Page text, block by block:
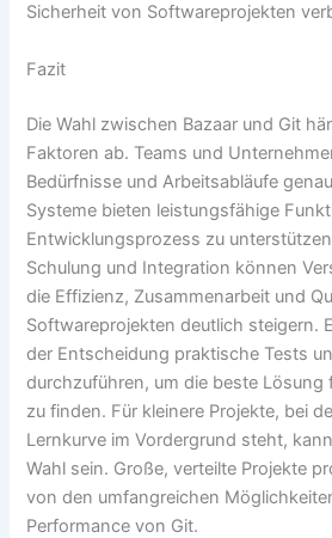
Sicherheit von Softwareprojekten
Fazit
Die Wahl zwischen Bazaar und Git
Faktoren ab. Teams und
Bedürfnisse und Arbeitsabläufe
Systeme bieten leistungsfähige
Entwicklungsprozess zu
Schulung und Integration können
die Effizienz, Zusammenarbeit und
Softwareprojekten deutlich steigern.
der Entscheidung praktische Tests
durchzuführen, um die beste Lösung
zu finden. Für kleinere Projekte, bei
Lernkurve im Vordergrund steht,
Wahl sein. Große, verteilte Projekte
von den umfangreichen
Performance von Git.